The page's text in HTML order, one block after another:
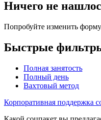
Ничего не
Попробуйте изменить
Быстрые
Полная занятость
Полный день
Вахтовый метод
Корпоративная поддержка